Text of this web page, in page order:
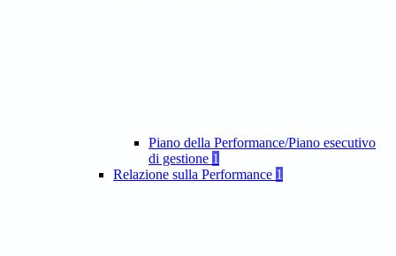
Piano della Performance/Piano esecutivo
di gestione 1
Relazione sulla Performance 1